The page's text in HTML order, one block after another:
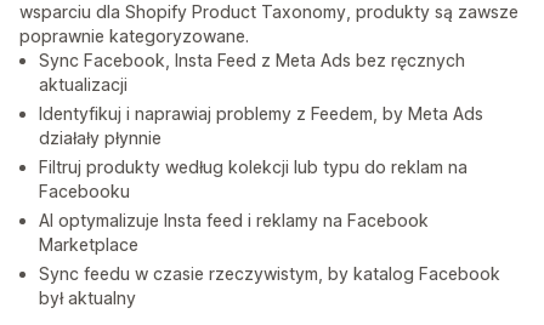
wsparciu dla Shopify Product Taxonomy, produkty są zawsze
poprawnie kategoryzowane.
Sync Facebook, Insta Feed z Meta Ads bez ręcznych
aktualizacji
Identyfikuj i naprawiaj problemy z Feedem, by Meta Ads
działały płynnie
Filtruj produkty według kolekcji lub typu do reklam na
Facebooku
AI optymalizuje Insta feed i reklamy na Facebook
Marketplace
Sync feedu w czasie rzeczywistym, by katalog Facebook
był aktualny